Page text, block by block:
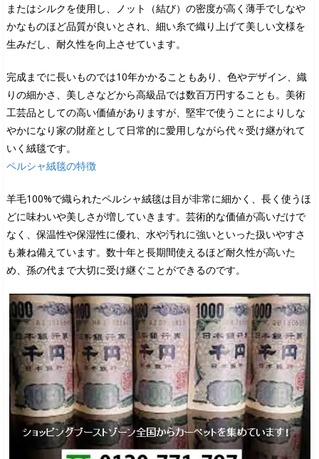
またはシルクを使用し、ノット（結び）の密度が高く薄手でしなや
かなものほど品質が良いとされ、細い糸で織り上げて美しい文様を
生みだし、耐久性を向上させています。
完成までに長いものでは10年かかることもあり、色やデザイン、織
りの細かさ、美しさなどから高級品では数百万円することも。美術
工芸品としての高い価値がありますが、堅牢で使うことによりしな
やかになり家の財産として日常的に愛用しながら代々受け継がれて
いく絨毯です。
ペルシャ絨毯の特徴
羊毛100%で織られたペルシャ絨毯は目が非常に細かく、長く使うほ
どに味わいや美しさが増していきます。芸術的な価値が高いだけで
なく、保温性や保湿性に優れ、水や汚れに強いといった扱いやすさ
も兼ね備えています。数十年と長期間使えるほど耐久性が高いた
め、孫の代まで大切に受け継ぐことができるのです。